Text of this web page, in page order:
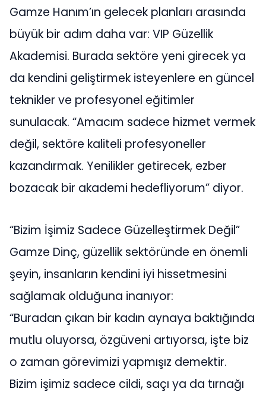
Gamze Hanım’ın gelecek planları arasında
büyük bir adım daha var: VIP Güzellik
Akademisi. Burada sektöre yeni girecek ya
da kendini geliştirmek isteyenlere en güncel
teknikler ve profesyonel eğitimler
sunulacak. “Amacım sadece hizmet vermek
değil, sektöre kaliteli profesyoneller
kazandırmak. Yenilikler getirecek, ezber
bozacak bir akademi hedefliyorum” diyor.
“Bizim İşimiz Sadece Güzelleştirmek Değil”
Gamze Dinç, güzellik sektöründe en önemli
şeyin, insanların kendini iyi hissetmesini
sağlamak olduğuna inanıyor:
“Buradan çıkan bir kadın aynaya baktığında
mutlu oluyorsa, özgüveni artıyorsa, işte biz
o zaman görevimizi yapmışız demektir.
Bizim işimiz sadece cildi, saçı ya da tırnağı